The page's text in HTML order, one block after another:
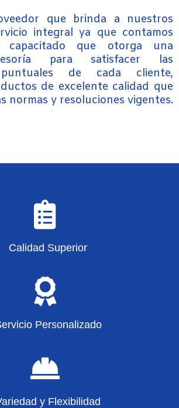
que brinda a nuestros
integral ya que contamos
capacitado que otorga una
para satisfacer las
puntuales de cada cliente,
de excelente calidad que
normas y resoluciones vigentes.
Calidad Superior
Personalizado
y Flexibilidad